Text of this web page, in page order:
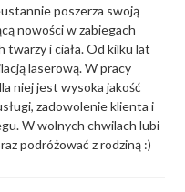
poszerza swoją
nowości w zabiegach
twarzy i ciała. Od kilku lat
laserową. W pracy
niej jest wysoka jakość
zadowolenie klienta i
W wolnych chwilach lubi
podróżować z rodziną :)